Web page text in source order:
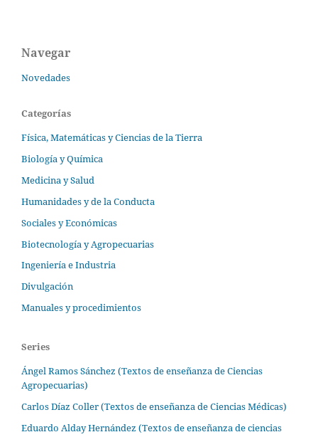
Navegar
Novedades
Categorías
Física, Matemáticas y Ciencias de la Tierra
Biología y Química
Medicina y Salud
Humanidades y de la Conducta
Sociales y Económicas
Biotecnología y Agropecuarias
Ingeniería e Industria
Divulgación
Manuales y procedimientos
Series
Ángel Ramos Sánchez (Textos de enseñanza de Ciencias
Agropecuarias)
Carlos Díaz Coller (Textos de enseñanza de Ciencias Médicas)
Eduardo Alday Hernández (Textos de enseñanza de ciencias